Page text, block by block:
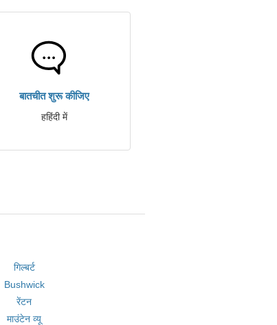
बातचीत शुरू कीजिए
हहिंदी में
गिल्बर्ट
Bushwick
रेंटन
माउंटेन व्यू